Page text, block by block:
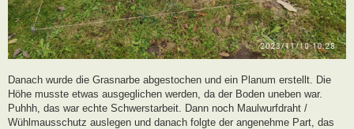
Danach wurde die Grasnarbe abgestochen und ein Planum erstellt. Die
Höhe musste etwas ausgeglichen werden, da der Boden uneben war.
Puhhh, das war echte Schwerstarbeit. Dann noch Maulwurfdraht /
Wühlmausschutz auslegen und danach folgte der angenehme Part, das